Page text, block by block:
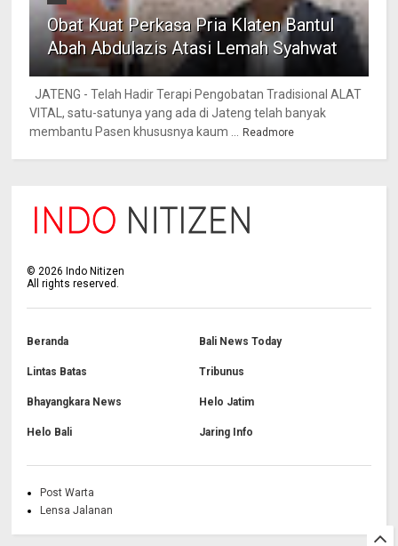
Obat Kuat Perkasa Pria Klaten Bantul
Abah Abdulazis Atasi Lemah Syahwat
JATENG - Telah Hadir Terapi Pengobatan Tradisional ALAT
VITAL, satu-satunya yang ada di Jateng telah banyak
membantu Pasen khususnya kaum ... Readmore
©2026 Indo Nitizen
All rights reserved.
Beranda Bali News Today
Lintas Batas Tribunus
Bhayangkara News Helo Jatim
Helo Bali Jaring Info
Post Warta
Lensa Jalanan